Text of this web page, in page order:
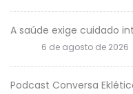
A saúde exige cuidado
6 de agosto de 2026
Podcast Conversa